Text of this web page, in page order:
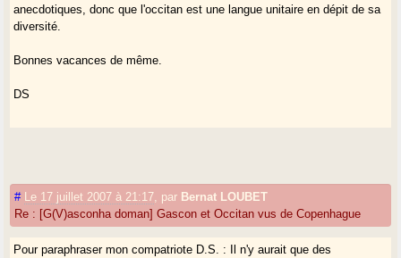
anecdotiques, donc que l'occitan est une langue unitaire en dépit de sa
diversité.
Bonnes vacances de même.
DS
# Le 17 juillet 2007 à 21:17 par Bernat LOUBET
Re : [G(V)asconha doman] Gascon et Occitan vus de Copenhague
Pour paraphraser mon compatriote D.S. : Il n'y aurait que des